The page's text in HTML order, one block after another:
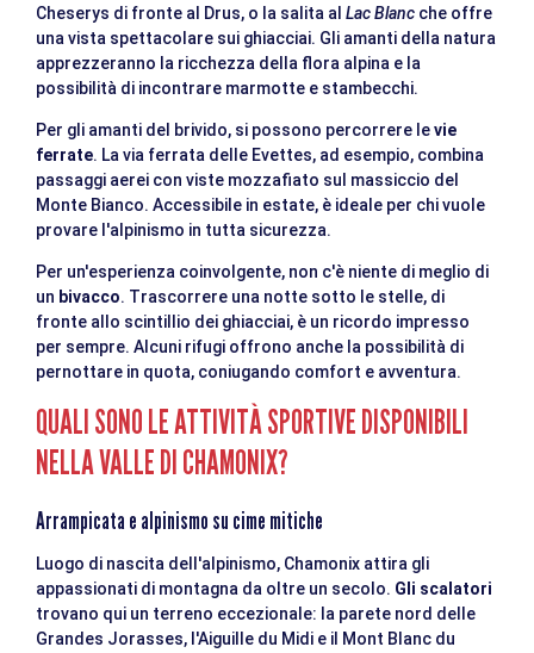
Cheserys di fronte al Drus, o la salita al Lac Blanc che offre
una vista spettacolare sui ghiacciai. Gli amanti della natura
apprezzeranno la ricchezza della flora alpina e la
possibilità di incontrare marmotte e stambecchi.
Per gli amanti del brivido, si possono percorrere levie
ferrate. La via ferrata delle Evettes, ad esempio, combina
passaggi aerei con viste mozzafiato sul massiccio del
Monte Bianco. Accessibile in estate, è ideale per chi vuole
provare l'alpinismo in tutta sicurezza.
Per un'esperienza coinvolgente, non c'è niente di meglio di
un bivacco. Trascorrere una notte sotto le stelle, di
fronte allo scintillio dei ghiacciai, è un ricordo impresso
per sempre. Alcuni rifugi offrono anche la possibilità di
pernottare in quota, coniugando comfort e avventura.
QUALI SONO LE ATTIVITÀ SPORTIVE DISPONIBILI
NELLA VALLE DI CHAMONIX?
Arrampicata e alpinismo su cime mitiche
Luogo di nascita dell'alpinismo, Chamonix attira gli
appassionati di montagna da oltre un secolo. Gli scalatori
trovano qui un terreno eccezionale: la parete nord delle
Grandes Jorasses, l'Aiguille du Midi e il Mont Blanc du